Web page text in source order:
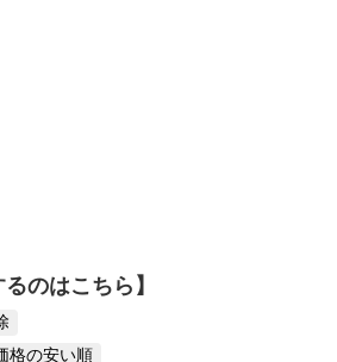
のはこちら】
格の安い順